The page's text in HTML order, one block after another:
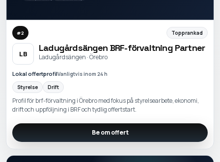
#2 Topprankad
LB
Ladugårdsängen BRF-förvaltning Partner
Ladugårdsängen · Örebro
Lokal offertprofilVanligtvis inom 24 h
Styrelse
Drift
Profil för brf-förvaltning i Örebro med fokus på styrelsearbete, ekonomi,
drift och uppföljning i BRF och tydlig offertstart.
Be om offert